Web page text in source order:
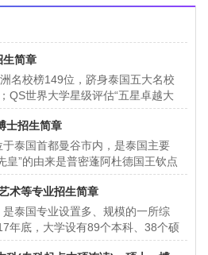
生简章
名校榜149位，跻身泰国五大名校
QS世界大学星级评估“五星卓越大
大学“教学学习满意度”和“国际
教育科研创新基金重点支持拥有国
育学历学位互认院校
士招生简章
泰国首都曼谷市内，是泰国主要
皇”的由来是普密蓬阿杜德国王钦点
利之冠作为学校的标志，这被认
象征。
术等专业招生简章
泰国专业设置多、规模的一所综
年底，大学设有89个本科、38个硕
在校生32,000多人。兰实大学还